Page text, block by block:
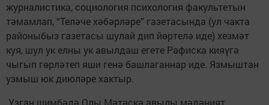
журналистика, социология психология факультетын
тәмамлап, “Теләче хәбәрләре” газетасында (ул чакта
районыбыз газетасы шулай дип йөртелә иде) хезмәт
куя, шул ук елны ук авылдаш егете Рафиска кияүгә
чыгып гөрләтеп яши генә башлаганнар иде. Язмыштан
узмыш юк диюләре хактыр.
Узган шимбәдә Олы Мәтәскә авылы мәдәният